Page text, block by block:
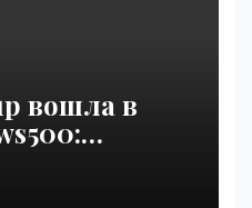
вошла в
компании